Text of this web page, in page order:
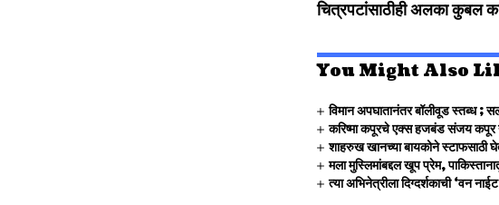
चित्रपटांसाठीही अलका कुबल
You Might Also
विमान अपघातानंतर बॉलीवूड स्तब्ध
करिष्मा कपूरचे एक्स हजबंड संजय कपूर
शाहरुख खानच्या बायकोने
मला मुस्लिमांबद्दल खूप प्रेम,
त्या अभिनेत्रीला दिग्दर्शकाची ‘वन